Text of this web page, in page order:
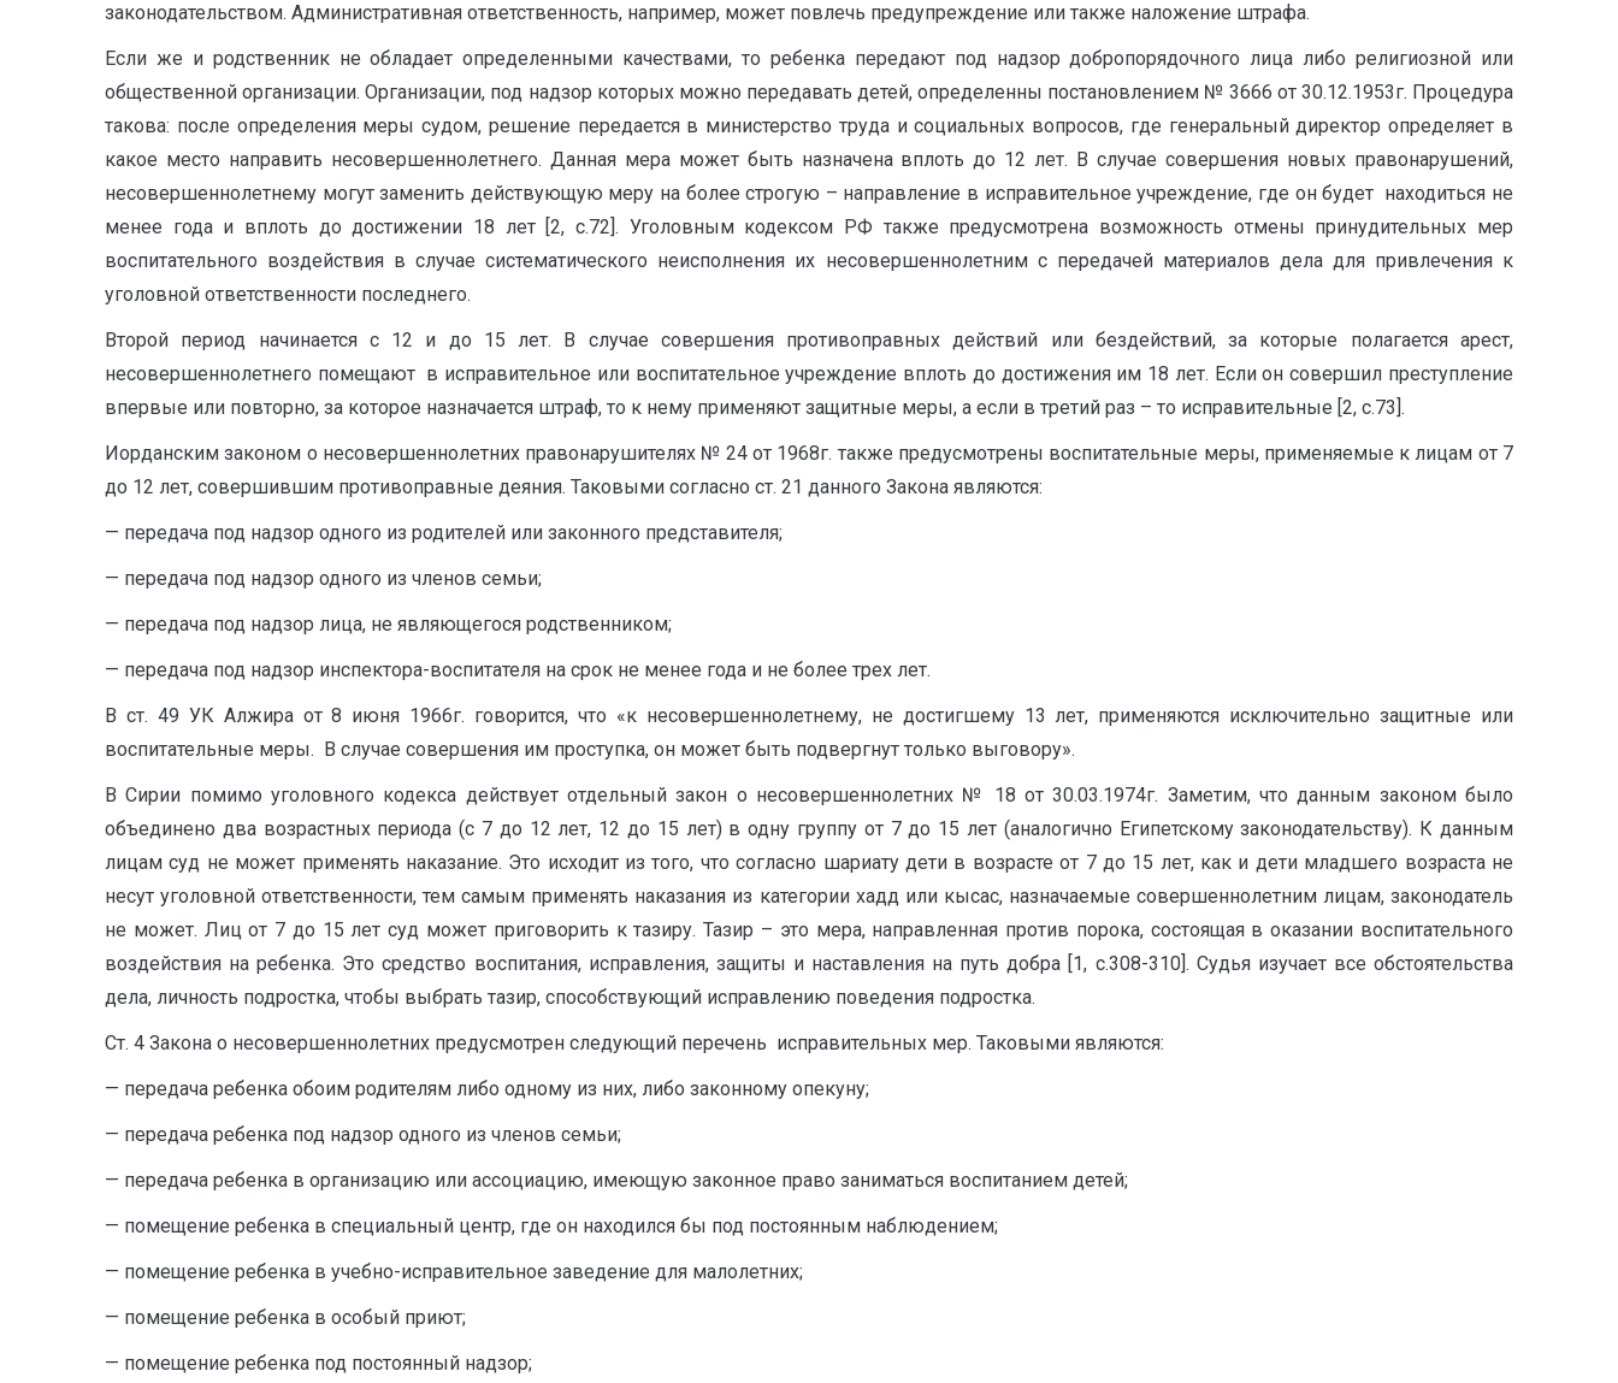
законодательством. Административная ответственность, например, может повлечь предупреждение или также наложение штрафа.
Если же и родственник не обладает определенными качествами, то ребенка передают под надзор добропорядочного лица либо религиозной или
общественной организации. Организации, под надзор которых можно передавать детей, определенны постановлением № 3666 от 30.12.1953г. Процедура
такова: после определения меры судом, решение передается в министерство труда и социальных вопросов, где генеральный директор определяет в
какое место направить несовершеннолетнего. Данная мера может быть назначена вплоть до 12 лет. В случае совершения новых правонарушений,
несовершеннолетнему могут заменить действующую меру на более строгую – направление в исправительное учреждение, где он будет находиться не
менее года и вплоть до достижении 18 лет [2, с.72]. Уголовным кодексом РФ также предусмотрена возможность отмены принудительных мер
воспитательного воздействия в случае систематического неисполнения их несовершеннолетним с передачей материалов дела для привлечения к
уголовной ответственности последнего.
Второй период начинается с 12 и до 15 лет. В случае совершения противоправных действий или бездействий, за которые полагается арест,
несовершеннолетнего помещают в исправительное или воспитательное учреждение вплоть до достижения им 18 лет. Если он совершил преступление
впервые или повторно, за которое назначается штраф, то к нему применяют защитные меры, а если в третий раз – то исправительные [2, с.73].
Иорданским законом о несовершеннолетних правонарушителях № 24 от 1968г. также предусмотрены воспитательные меры, применяемые к лицам от 7
до 12 лет, совершившим противоправные деяния. Таковыми согласно ст. 21 данного Закона являются:
— передача под надзор одного из родителей или законного представителя;
— передача под надзор одного из членов семьи;
— передача под надзор лица, не являющегося родственником;
— передача под надзор инспектора-воспитателя на срок не менее года и не более трех лет.
В ст. 49 УК Алжира от 8 июня 1966г. говорится, что «к несовершеннолетнему, не достигшему 13 лет, применяются исключительно защитные или
воспитательные меры. В случае совершения им проступка, он может быть подвергнут только выговору».
В Сирии помимо уголовного кодекса действует отдельный закон о несовершеннолетних № 18 от 30.03.1974г. Заметим, что данным законом было
объединено два возрастных периода (с 7 до 12 лет, 12 до 15 лет) в одну группу от 7 до 15 лет (аналогично Египетскому законодательству). К данным
лицам суд не может применять наказание. Это исходит из того, что согласно шариату дети в возрасте от 7 до 15 лет, как и дети младшего возраста не
несут уголовной ответственности, тем самым применять наказания из категории хадд или кысас, назначаемые совершеннолетним лицам, законодатель
не может. Лиц от 7 до 15 лет суд может приговорить к тазиру. Тазир – это мера, направленная против порока, состоящая в оказании воспитательного
воздействия на ребенка. Это средство воспитания, исправления, защиты и наставления на путь добра [1, с.308-310]. Судья изучает все обстоятельства
дела, личность подростка, чтобы выбрать тазир, способствующий исправлению поведения подростка.
Ст. 4 Закона о несовершеннолетних предусмотрен следующий перечень исправительных мер. Таковыми являются:
— передача ребенка обоим родителям либо одному из них, либо законному опекуну;
— передача ребенка под надзор одного из членов семьи;
— передача ребенка в организацию или ассоциацию, имеющую законное право заниматься воспитанием детей;
— помещение ребенка в специальный центр, где он находился бы под постоянным наблюдением;
— помещение ребенка в учебно-исправительное заведение для малолетних;
— помещение ребенка в особый приют;
— помещение ребенка под постоянный надзор;